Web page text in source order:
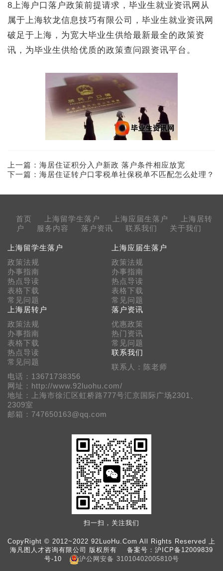
8上海户口落户政策前提请求，毕业生就业资讯网从
属于上海软龙信息技巧有限公司，毕业生就业资讯网
破足于上海，为宽大毕业生供给最新最全的政策资
讯，为毕业生供给优质的政策查问跟资讯平台。
上一篇： 海居住证积分入户新政 落户条件相应放宽
下一篇： 海居住证转户口零税单社保税单不匹配怎么处理？
首页 上海留学生落户 上海应届生落户
上海居转
户
服务内容 落户资讯 联系我们 关于我们
上海留学生落户
政策法规
办事指南
热点导读
表格下载
常见问题
上海应届生落户
政策法规
办事指南
热点导读
表格下载
常见问题
上海居转户
政策法规
办事指南
表格下载
热点导读
常见问题
落户资讯
优惠政策
热门资讯
常见问题
联系我们
联系人：陈老师
电话：13671738356
网址：http://www.92luohu.com/
地址：上海市徐汇区虹桥路777号汇京国际广场2301、
2309室
邮箱：747650163@qq.com
扫一扫，关注我们
CopyRight © 2012~2022 92LuoHu.Com All Rights Reserved 上
海凡图人才咨询有限公司 版权所有 备案号： 沪ICP备12009839
号-10
沪公网安备 31010402005810号